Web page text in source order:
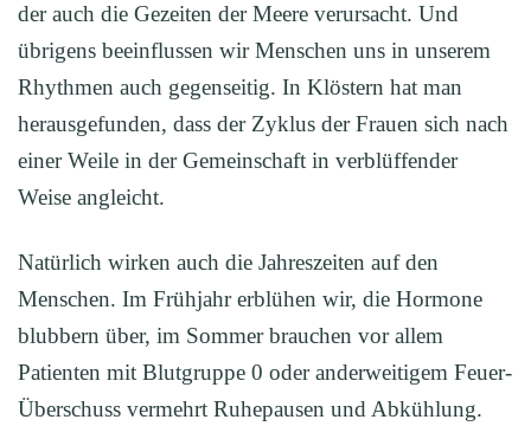
der auch die Gezeiten der Meere verursacht. Und
übrigens beeinflussen wir Menschen uns in unserem
Rhythmen auch gegenseitig. In Klöstern hat man
herausgefunden, dass der Zyklus der Frauen sich nach
einer Weile in der Gemeinschaft in verblüffender
Weise angleicht.
Natürlich wirken auch die Jahreszeiten auf den
Menschen. Im Frühjahr erblühen wir, die Hormone
blubbern über, im Sommer brauchen vor allem
Patienten mit Blutgruppe 0 oder anderweitigem Feuer-
Überschuss vermehrt Ruhepausen und Abkühlung.